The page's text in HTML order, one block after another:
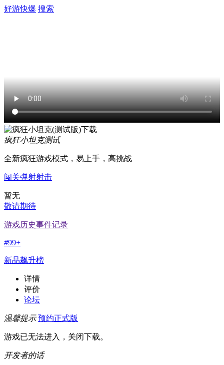
好游快爆 搜索
疯狂小坦克测试
全新疯狂游戏模式，易上手，高挑战
闯关弹射射击
暂无
敬请期待
游戏历史事件记录
#99+
新品飙升榜
详情
评价
论坛
温馨提示 预约正式版
游戏已无法进入，关闭下载。
开发者的话